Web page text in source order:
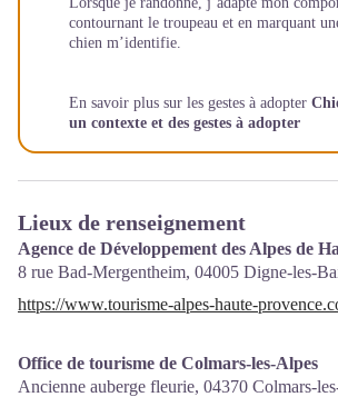
contournant le troupeau et en marquant
chien m’identifie.
En savoir plus sur les gestes à adopter
un contexte et des gestes à adopter
Lieux de renseignement
Agence de Développement des Alpes de
8 rue Bad-Mergentheim, 04005 Digne-les-
https://www.tourisme-alpes-haute-
Office de tourisme de Colmars-les-Alpes
Ancienne auberge fleurie, 04370 Colmars-